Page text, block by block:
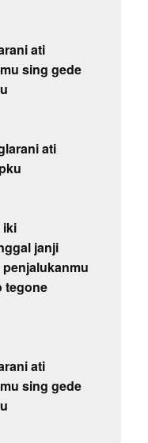
ati
sing gede
ati
iki
janji
tegone
ati
sing gede